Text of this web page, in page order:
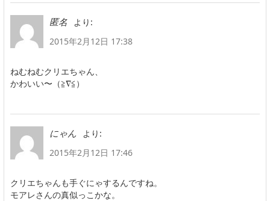
匿名
より:
2015年2月12日 17:38
ねむねむクリエちゃん、
かわいい〜（≧∇≦）
にゃん
より:
2015年2月12日 17:46
クリエちゃんも手ぐにゃするんですね。
モアレさんの真似っこかな。